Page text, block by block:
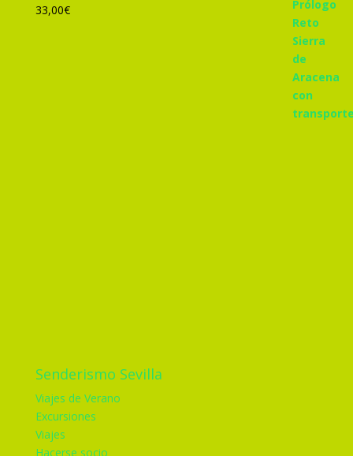
33,00€
Senderismo Sevilla
Viajes de Verano
Excursiones
Viajes
Hacerse socio